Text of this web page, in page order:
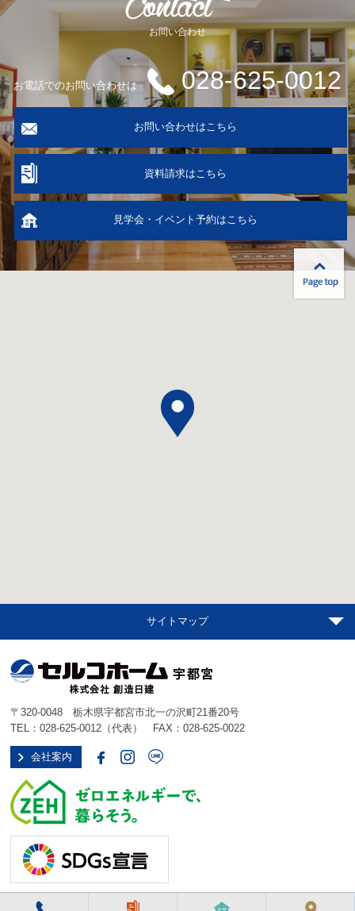
お問い合わせ
お電話でのお問い合わせは 028-625-0012
お問い合わせはこちら
資料請求はこちら
見学会・イベント予約はこちら
サイトマップ
〒320-0048 栃木県宇都宮市北一の沢町21番20号
TEL：028-625-0012 （代表） FAX：028-625-0022
会社案内